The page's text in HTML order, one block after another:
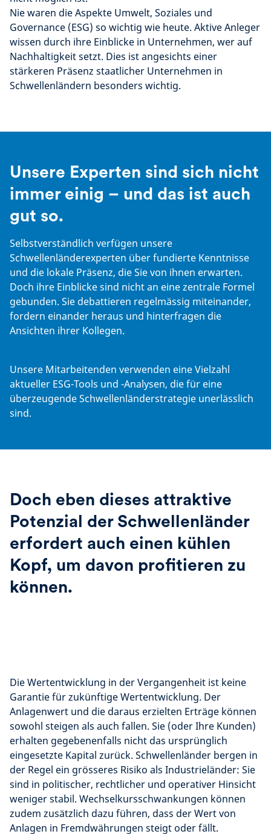
Nie waren die Aspekte Umwelt, Soziales und
Governance (ESG) so wichtig wie heute. Aktive Anleger
wissen durch ihre Einblicke in Unternehmen, wer auf
Nachhaltigkeit setzt. Dies ist angesichts einer
stärkeren Präsenz staatlicher Unternehmen in
Schwellenländern besonders wichtig.
Unsere Experten sind sich nicht
immer einig – und das ist auch
gut so.
Selbstverständlich verfügen unsere
Schwellenländerexperten über fundierte Kenntnisse
und die lokale Präsenz, die Sie von ihnen erwarten.
Doch ihre Einblicke sind nicht an eine zentrale Formel
gebunden. Sie debattieren regelmässig miteinander,
fordern einander heraus und hinterfragen die
Ansichten ihrer Kollegen.
Unsere Mitarbeitenden verwenden eine Vielzahl
aktueller ESG-Tools und -Analysen, die für eine
überzeugende Schwellenländerstrategie unerlässlich
sind.
Doch eben dieses attraktive
Potenzial der Schwellenländer
erfordert auch einen kühlen
Kopf, um davon profitieren zu
können.
Die Wertentwicklung in der Vergangenheit ist keine
Garantie für zukünftige Wertentwicklung. Der
Anlagenwert und die daraus erzielten Erträge können
sowohl steigen als auch fallen. Sie (oder Ihre Kunden)
erhalten gegebenenfalls nicht das ursprünglich
eingesetzte Kapital zurück. Schwellenländer bergen in
der Regel ein grösseres Risiko als Industrieländer: Sie
sind in politischer, rechtlicher und operativer Hinsicht
weniger stabil. Wechselkursschwankungen können
zudem zusätzlich dazu führen, dass der Wert von
Anlagen in Fremdwährungen steigt oder fällt.